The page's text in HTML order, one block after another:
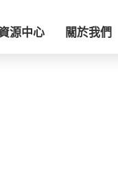
源中心 關於我們